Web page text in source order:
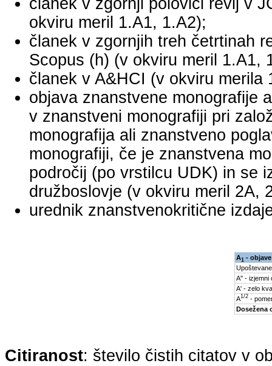
članek v zgornji polovici revij v
okviru meril 1.A1, 1.A2);
članek v zgornjih treh četrtinah
Scopus (h) (v okviru meril 1.A1,
članek v A&HCI (v okviru merila
objava znanstvene monografije
v znanstveni monografiji pri
monografija ali znanstveno
monografiji, če je znanstvena
področij (po vrstilcu UDK) in se
družboslovje (v okviru meril 2A,
urednik znanstvenokritične
A1 - objave
A'' - izjemni
A' - zelo
A1/2-
Dosežena
Citiranost: število čistih citatov v